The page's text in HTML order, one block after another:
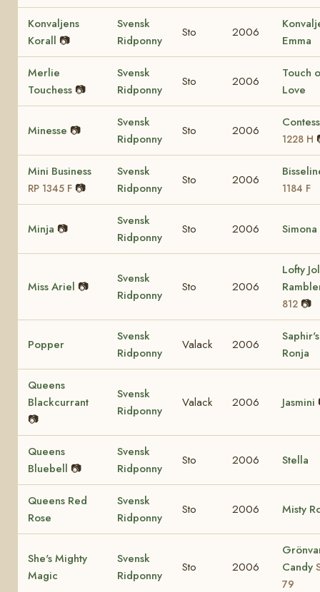
Konvaljens
Korall 📷
Svensk
Ridponny
Sto 2006
Emma
Merlie
Touchess 📷
Svensk
Ridponny
Sto 2006
Touch
Love
Minesse 📷
Svensk
Ridponny
Sto 2006
1228 H
Mini Business
RP 1345 F 📷
Svensk
Ridponny
Sto 2006
1184 F
Minja 📷
Svensk
Ridponny
Sto 2006 Simona
Miss Ariel 📷
Svensk
Ridponny
Sto 2006
Lofty
812 📷
Popper
Svensk
Ridponny
Valack 2006
Saphir's
Ronja
Queens
Blackcurrant
📷
Svensk
Ridponny
Valack 2006 Jasmini
Queens
Bluebell 📷
Svensk
Ridponny
Sto 2006 Stella
Queens Red
Rose
Svensk
Ridponny
Sto 2006 Misty
She's Mighty
Magic
Svensk
Ridponny
Sto 2006
Candy
79